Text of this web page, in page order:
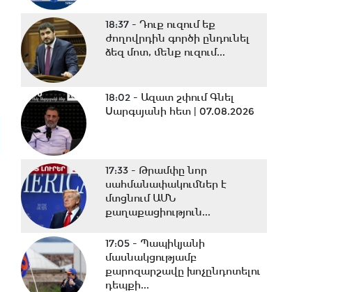
18:37 - Դուք ուզում եք
ժողովրդին գործի ընդունել
ձեզ մոտ, մենք ուզում...
18:02 - Ազատ շփում Գնել
Սարգսյանի հետ | 07.08.2026
17:33 - Թրամփը նոր
սահմանափակումներ է
մտցնում ԱՄՆ
քաղաքացիություն...
17:05 - Պապիկյանի
մասնակցությամբ
քարոզարշավը խոչընդոտելու
դեպքի...